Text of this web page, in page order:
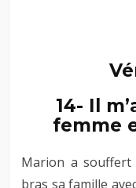
14- Il
femme
Marion a
bras sa famille